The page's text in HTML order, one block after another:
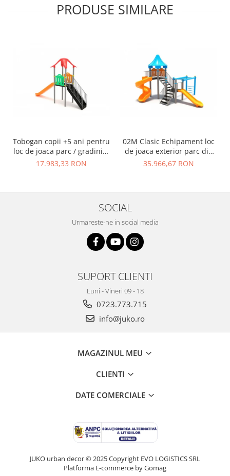
PRODUSE SIMILARE
Tobogan copii +5 ani pentru
loc de joaca parc / gradinita
- 01M
17.983,33 RON
02M Clasic Echipament loc
de joaca exterior parc din
metal cu Scara 2 Tobogane
35.966,67 RON
SOCIAL
Urmareste-ne in social media
SUPORT CLIENTI
Luni - Vineri 09 - 18
0723.773.715
info@juko.ro
MAGAZINUL MEU
CLIENTI
DATE COMERCIALE
JUKO urban decor © 2025 Copyright EVO LOGISTICS SRL
Platforma E-commerce by Gomag